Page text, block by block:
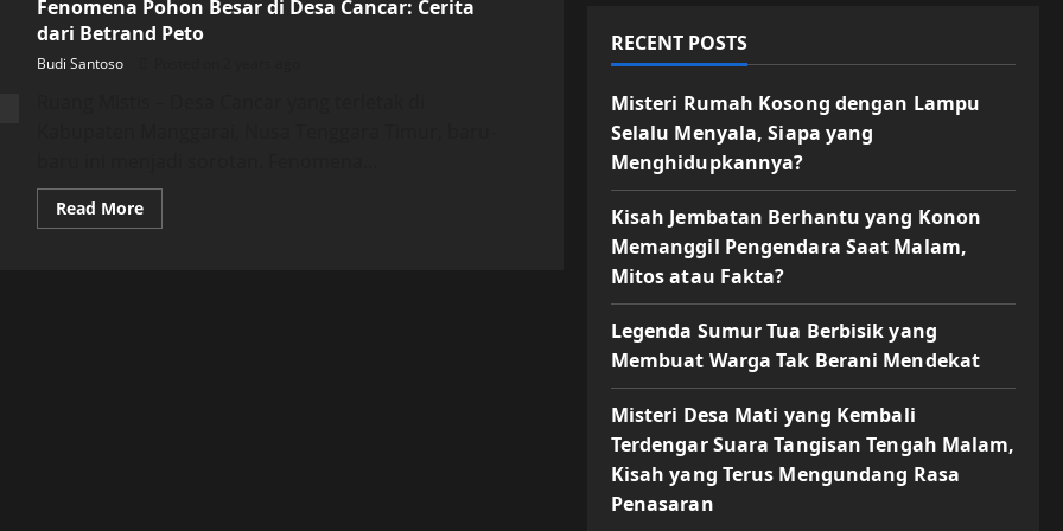
Fenomena Pohon Besar di Desa Cancar: Cerita
dari Betrand Peto
Budi Santoso
Read MoreRead
more
RECENT POSTS
Misteri Rumah Kosong dengan Lampu
Selalu Menyala, Siapa yang
Menghidupkannya?
Kisah Jembatan Berhantu yang Konon
Memanggil Pengendara Saat Malam,
Mitos atau Fakta?
Legenda Sumur Tua Berbisik yang
Membuat Warga Tak Berani Mendekat
Misteri Desa Mati yang Kembali
Terdengar Suara Tangisan Tengah Malam,
Kisah yang Terus Mengundang Rasa
Penasaran